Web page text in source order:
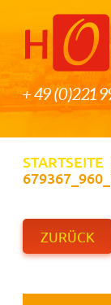
+ 49 (0)221
STARTSEITE
ZURÜCK